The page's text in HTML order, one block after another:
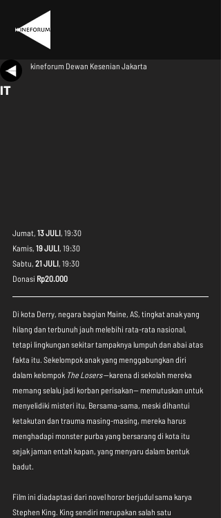
IT
kineforum Dewan Kesenian Jakarta
Jumat, 13 JULI , 19:30
Kamis, 19 JULI , 19:30
Sabtu, 21 JULI , 19:30
Donasi Rp20.000
Di kota Derry, negara bagian Maine, AS, tingkat anak yang
hilang dan terbunuh jauh melebihi rata-rata nasional,
tetapi lingkungan sekitar tampaknya lumpuh dan abai atas
fakta itu. Sekelompok anak yang menggabungkan diri
dalam kelompok The Losers --karena di sekolah mereka
memang selalu jadi korban perisakan-- memutuskan untuk
menyelidiki misteri itu. Bersama-sama, meski dihantui
ketakutan dan trauma masing-masing, mereka harus
menghadapi monster purba yang bersarang di kota itu
sejak jaman entah kapan, yang menyaru dalam bentuk
badut.
Film ini diadaptasi dari novel horor berjudul sama karya
Stephen King. King sendiri merupakan salah satu